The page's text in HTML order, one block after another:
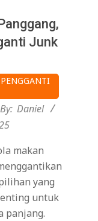
Junk
By: Daniel
makan
yang
untuk
panjang.